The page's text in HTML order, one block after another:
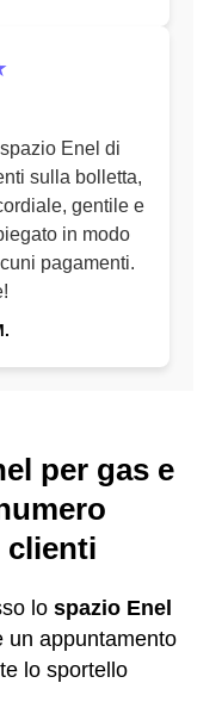
Enel di
sulla bolletta,
gentile e
in modo
pagamenti.
per gas e
clienti
lo spazio Enel
un appuntamento
lo sportello